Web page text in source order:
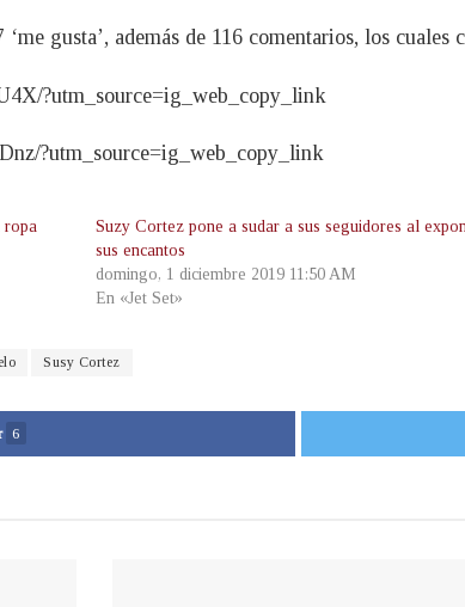
gusta’, además de 116 comentarios, los cuales
?utm_source=ig_web_copy_link
?utm_source=ig_web_copy_link
ropa
Suzy Cortez pone a sudar a sus seguidores al
sus encantos
domingo, 1 diciembre 2019 11:50 AM
En «Jet Set»
Susy Cortez
6